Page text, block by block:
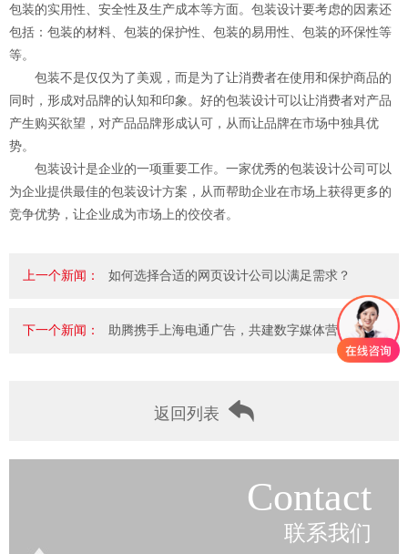
包装的实用性、安全性及生产成本等方面。包装设计要考虑的因素还
包括：包装的材料、包装的保护性、包装的易用性、包装的环保性等
等。
包装不是仅仅为了美观，而是为了让消费者在使用和保护商品的
同时，形成对品牌的认知和印象。好的包装设计可以让消费者对产品
产生购买欲望，对产品品牌形成认可，从而让品牌在市场中独具优
势。
包装设计是企业的一项重要工作。一家优秀的包装设计公司可以
为企业提供最佳的包装设计方案，从而帮助企业在市场上获得更多的
竞争优势，让企业成为市场上的佼佼者。
上一个新闻： 如何选择合适的网页设计公司以满足需求？
下一个新闻： 助腾携手上海电通广告，共建数字媒体营销一..
返回列表
Contact
联系我们